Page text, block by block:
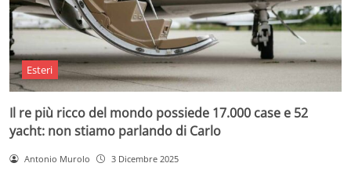
Esteri
Il re più ricco del mondo possiede 17.000 case e 52
yacht: non stiamo parlando di Carlo
Antonio Murolo 3 Dicembre 2025